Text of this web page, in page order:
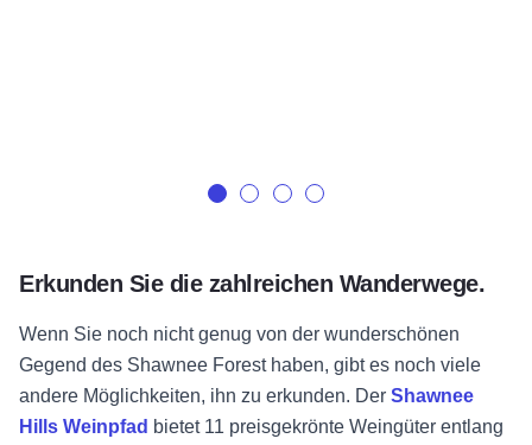
Erkunden Sie die zahlreichen Wanderwege.
Wenn Sie noch nicht genug von der wunderschönen
Gegend des Shawnee Forest haben, gibt es noch viele
andere Möglichkeiten, ihn zu erkunden. Der Shawnee
Hills Weinpfad bietet 11 preisgekrönte Weingüter entlang